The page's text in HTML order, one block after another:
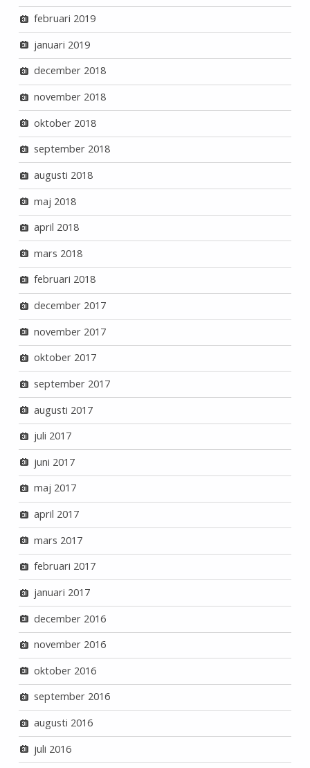
februari 2019
januari 2019
december 2018
november 2018
oktober 2018
september 2018
augusti 2018
maj 2018
april 2018
mars 2018
februari 2018
december 2017
november 2017
oktober 2017
september 2017
augusti 2017
juli 2017
juni 2017
maj 2017
april 2017
mars 2017
februari 2017
januari 2017
december 2016
november 2016
oktober 2016
september 2016
augusti 2016
juli 2016